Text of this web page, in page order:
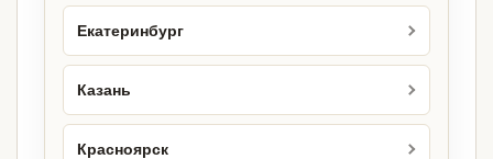
Екатеринбург
Казань
Красноярск